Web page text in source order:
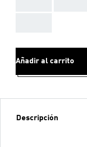
Añadir al carrito
Descripción